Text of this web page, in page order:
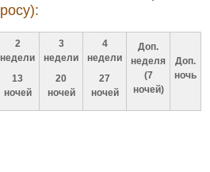
2
недели
13
ночей
3
недели
20
ночей
4
недели
27
ночей
Доп.
неделя
(7
ночей)
Доп.
ночь